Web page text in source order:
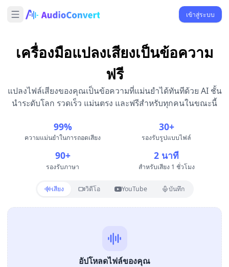
เข้าสู่ระบบ
เครื่องมือแปลงเสียงเป็นข้อความ
ฟรี
แปลงไฟล์เสียงของคุณเป็นข้อความที่แม่นยำได้ทันทีด้วย AI ชั้น
นำระดับโลก รวดเร็ว แม่นตรง และฟรีสำหรับทุกคนในขณะนี้
99%
ความแม่นยำในการถอดเสียง
30+
รองรับรูปแบบไฟล์
90+
รองรับภาษา
2 นาที
สำหรับเสียง 1 ชั่วโมง
เสียง วิดีโอ YouTube บันทึก
อัปโหลดไฟล์ของคุณ